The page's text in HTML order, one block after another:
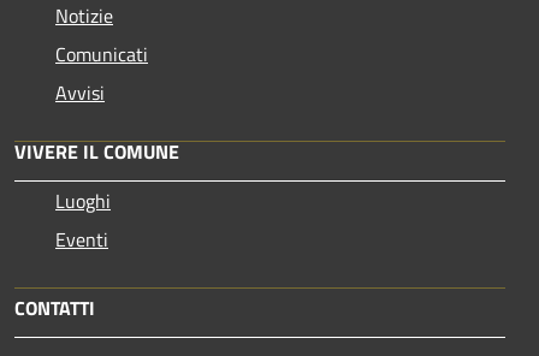
Notizie
Comunicati
Avvisi
VIVERE IL COMUNE
Luoghi
Eventi
CONTATTI